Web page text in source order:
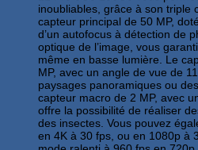
inoubliables, grâce à son triple
capteur principal de 50 MP,
d’un autofocus à détection de
optique de l’image, vous
même en basse lumière. Le
MP, avec un angle de vue de
paysages panoramiques ou
capteur macro de 2 MP, avec
offre la possibilité de réaliser
des insectes. Vous pouvez
en 4K à 30 fps, ou en 1080p à